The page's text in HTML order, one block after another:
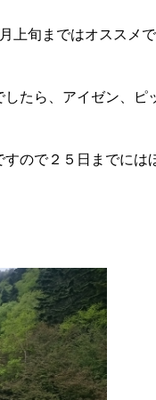
上旬まではオススメで
たら、アイゼン、ピ
ので２５日までには